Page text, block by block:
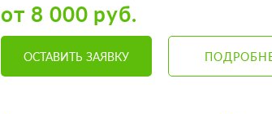
от 8 000 руб.
ОСТАВИТЬ ЗАЯВКУ